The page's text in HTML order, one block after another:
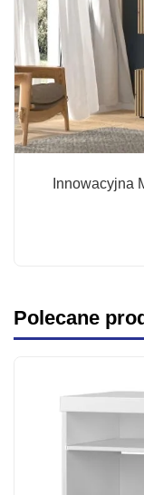
Innowacyjna
Polecane